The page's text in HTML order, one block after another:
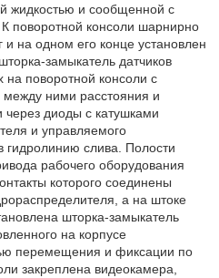
жидкостью и сообщенной с
поворотной консоли шарнирно
на одном его конце установлен
замыкатель датчиков
поворотной консоли с
между ними расстояния и
диоды с катушками
и управляемого
гидролинию слива. Полости
рабочего оборудования
которого соединены
а на штоке
шторка-замыкатель
на корпусе
перемещения и фиксации по
закреплена видеокамера,